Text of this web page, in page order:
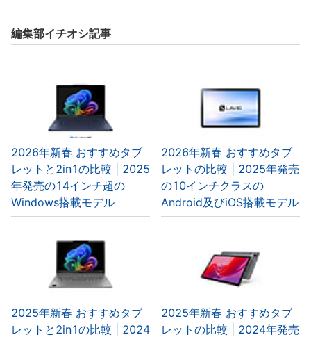
編集部イチオシ記事
2026年新春 おすすめタブ
レットと2in1の比較 | 2025
年発売の14インチ超の
Windows搭載モデル
2026年新春 おすすめタブ
レットの比較 | 2025年発売
の10インチクラスの
Android及びiOS搭載モデル
2025年新春 おすすめタブ
レットと2in1の比較 | 2024
2025年新春 おすすめタブ
レットの比較 | 2024年発売